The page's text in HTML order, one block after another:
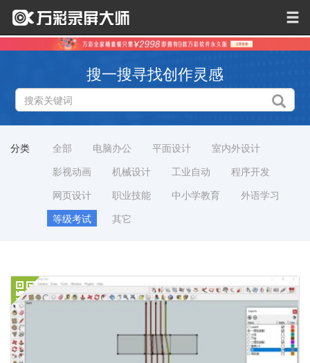
搜一搜寻找创作灵感
分类 全部 电脑办公 平面设计
室内外设计
影视动画
机械设计 工业自动
程序开发
网页设计
职业技能 中小学教育
外语学习
等级考试
其它